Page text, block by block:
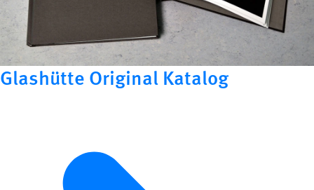
Glashütte Original Katalog